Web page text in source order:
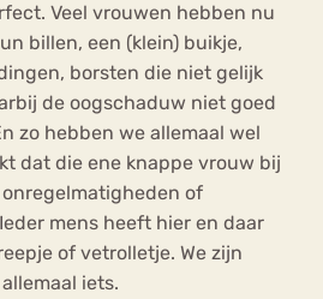
Veel vrouwen hebben nu
billen, een (klein) buikje,
borsten die niet gelijk
de oogschaduw niet goed
zo hebben we allemaal wel
dat die ene knappe vrouw bij
of
mens heeft hier en daar
of vetrolletje. We zijn
iets.